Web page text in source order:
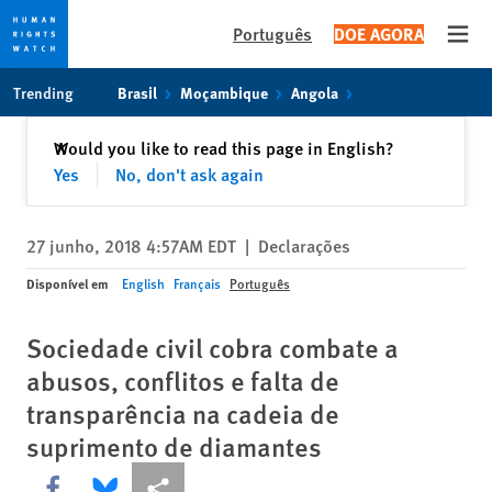
content
Português DOE AGORA
Trending Brasil Moçambique Angola
Would you like to read this page in English?
Yes
No, don't ask again
✕Fechar
27 junho, 2018 4:57AM EDT | Declarações
Disponível em English Français Português
Sociedade civil cobra combate a
abusos, conflitos e falta de
transparência na cadeia de
suprimento de diamantes